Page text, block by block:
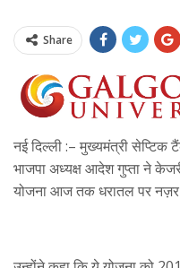
Share
नई दिल्ली :– मुख्यमंत्री
भाजपा अध्यक्ष आदेश गुप्ता ने
योजना आज तक धरातल पर